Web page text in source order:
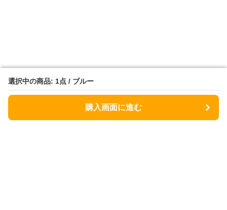
選択中の商品: 1点 / ブルー
購入画面に進む
選択中の商品: 1点 / ブルー
購入画面に進む